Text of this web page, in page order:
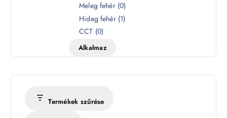
é
s
Meleg fehér (0)
Hideg fehér (1)
CCT (0)
Alkalmaz
Termékek szűrése